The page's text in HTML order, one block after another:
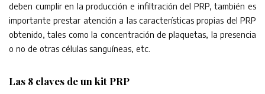
deben cumplir en la producción e infiltración del PRP, también es
importante prestar atención a las características propias del PRP
obtenido, tales como la concentración de plaquetas, la presencia
o no de otras células sanguíneas, etc.
Las 8 claves de un kit PRP